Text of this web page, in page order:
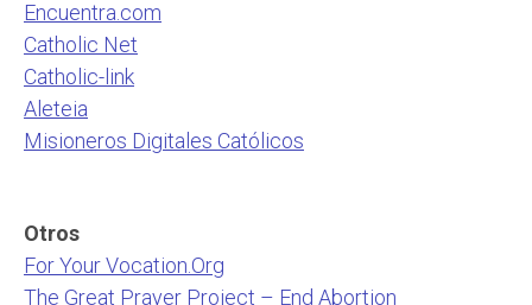
Encuentra.com
Catholic Net
Catholic-link
Aleteia
Misioneros Digitales Católicos
Otros
For Your Vocation.Org
The Great Prayer Project – End Abortion